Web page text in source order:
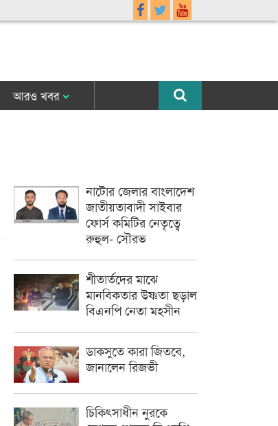
আরও খবর
নাটোর জেলার বাংলাদেশ
জাতীয়তাবাদী সাইবার
ফোর্স কমিটির নেতৃত্বে
রুহুল- সৌরভ
শীতার্তদের মাঝে
মানবিকতার উষ্ণতা ছড়াল
বিএনপি নেতা মহসীন
ডাকসুতে কারা জিতবে,
জানালেন রিজভী
চিকিৎসাধীন ‍নুরকে